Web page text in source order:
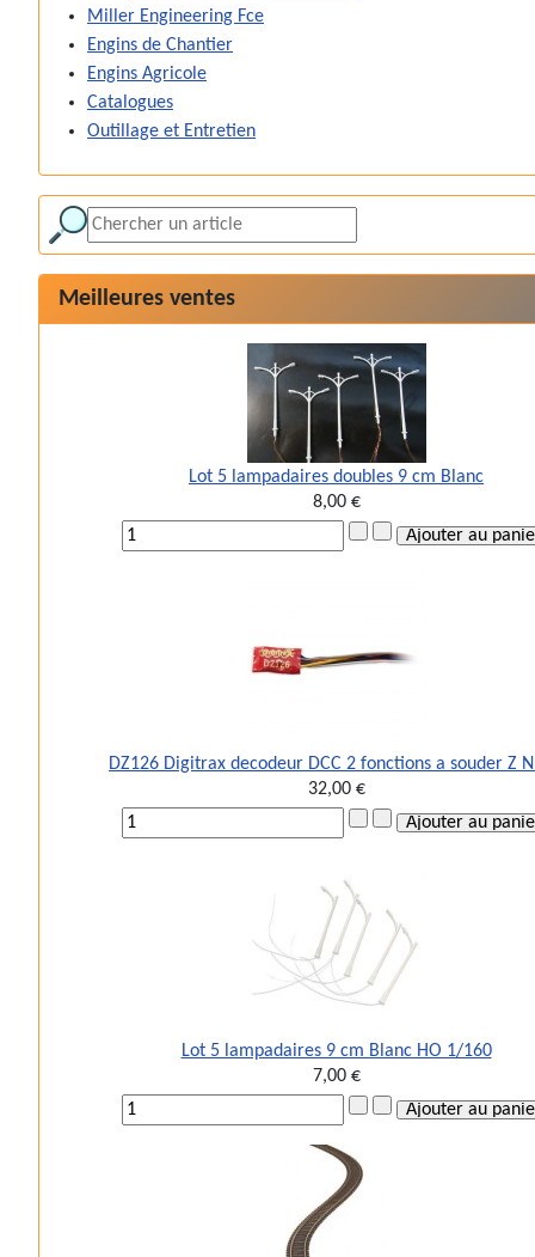
Miller Engineering Fce
Engins de Chantier
Engins Agricole
Catalogues
Outillage et Entretien
Meilleures ventes
Lot 5 lampadaires doubles 9 cm Blanc
8,00 €
DZ126 Digitrax decodeur DCC 2 fonctions a souder Z
32,00 €
Lot 5 lampadaires 9 cm Blanc HO 1/160
7,00 €